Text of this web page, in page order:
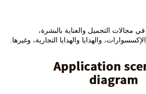
التجميل والعناية بالبشرة،
والهدايا والهدايا التجارية، وغيرها.